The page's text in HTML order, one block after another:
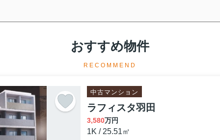
おすすめ物件
RECOMMEND
中古マンション
ラフィスタ羽田
3,580万円
1K / 25.51㎡